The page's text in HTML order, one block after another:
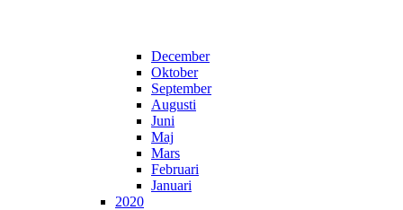
December
Oktober
September
Augusti
Juni
Maj
Mars
Februari
Januari
2020